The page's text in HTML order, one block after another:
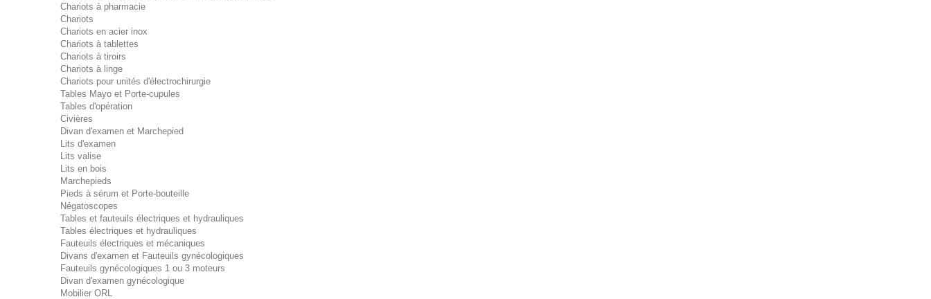
Chariots à pharmacie
Chariots
Chariots en acier inox
Chariots à tablettes
Chariots à tiroirs
Chariots à linge
Chariots pour unités d'électrochirurgie
Tables Mayo et Porte-cupules
Tables d'opération
Civières
Divan d'examen et Marchepied
Lits d'examen
Lits valise
Lits en bois
Marchepieds
Pieds à sérum et Porte-bouteille
Négatoscopes
Tables et fauteuils électriques et hydrauliques
Tables électriques et hydrauliques
Fauteuils électriques et mécaniques
Divans d'examen et Fauteuils gynécologiques
Fauteuils gynécologiques 1 ou 3 moteurs
Divan d'examen gynécologique
Mobilier ORL